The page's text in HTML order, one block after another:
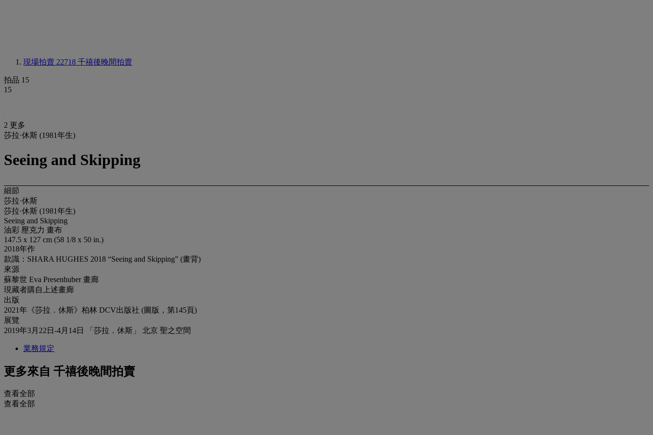
現場拍賣 22718 千禧後晚間拍賣
拍品 15
15
2 更多
莎拉·休斯 (1981年生)
Seeing and Skipping
細節
莎拉·休斯
莎拉·休斯 (1981年生)
Seeing and Skipping
油彩 壓克力 畫布
147.5 x 127 cm (58 1/8 x 50 in.)
2018年作
款識：SHARA HUGHES 2018 “Seeing and Skipping” (畫背)
來源
蘇黎世 Eva Presenhuber 畫廊
現藏者購自上述畫廊
出版
2021年《莎拉．休斯》柏林 DCV出版社 (圖版，第145頁)
展覽
2019年3月22日-4月14日 「莎拉．休斯」 北京 聖之空間
業務規定
更多來自 千禧後晚間拍賣
查看全部
查看全部